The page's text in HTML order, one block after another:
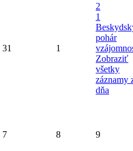
31 1
2
1
pohár
Zobraziť
všetky
záznamy
dňa
7 8 9